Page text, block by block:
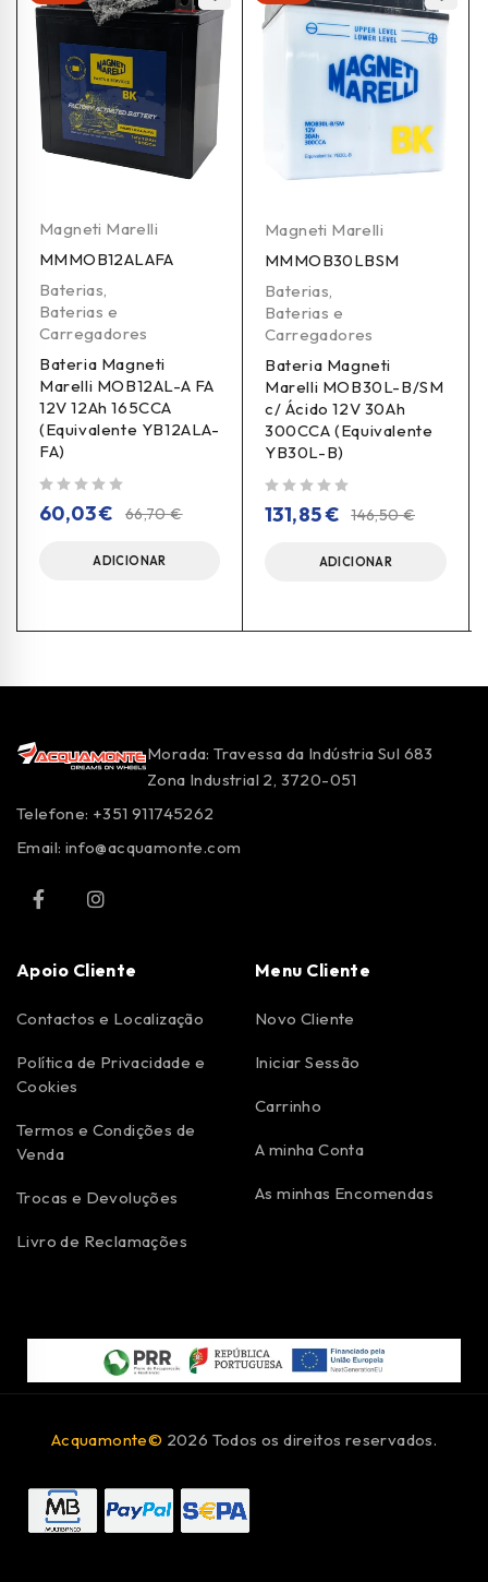
Magneti Marelli
MMMOB12ALAFA
Baterias,
Baterias e
Carregadores
Bateria Magneti
Marelli MOB12AL-A FA
12V 12Ah 165CCA
(Equivalente YB12ALA-
FA)
66,70€
60,03€
ADICIONAR
Magneti Marelli
MMMOB30LBSM
Baterias,
Baterias e
Carregadores
Bateria Magneti
Marelli MOB30L-B/SM
c/ Ácido 12V 30Ah
300CCA (Equivalente
YB30L-B)
146,50€
131,85€
ADICIONAR
Morada: Travessa da Indústria Sul 683
Zona Industrial 2, 3720-051
Telefone: +351 911745262
Email: info@acquamonte.com
Apoio Cliente
Contactos e Localização
Política de Privacidade e
Cookies
Termos e Condições de
Venda
Trocas e Devoluções
Livro de Reclamações
Menu Cliente
Novo Cliente
Iniciar Sessão
Carrinho
A minha Conta
As minhas Encomendas
Acquamonte© 2026 Todos os direitos reservados.